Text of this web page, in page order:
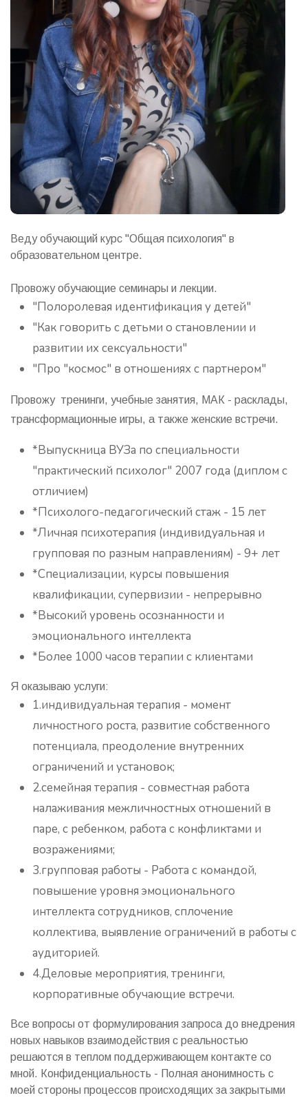
Веду обучающий курс "Общая психология" в
образовательном центре.
Провожу обучающие семинары и лекции.
"Полоролевая идентификация у детей"
"Как говорить с детьми о становлении и
развитии их сексуальности"
"Про "космос" в отношениях с партнером"
Провожу тренинги, учебные занятия, МАК - расклады,
трансформационные игры, а также женские встречи.
*Выпускница ВУЗа по специальности
"практический психолог" 2007 года (диплом с
отличием)
*Психолого-педагогический стаж - 15 лет
*Личная психотерапия (индивидуальная и
групповая по разным направлениям) - 9+ лет
*Специализации, курсы повышения
квалификации, супервизии - непрерывно
*Высокий уровень осознанности и
эмоционального интеллекта
*Более 1000 часов терапии с клиентами
Я оказываю услуги:
1.индивидуальная терапия - момент
личностного роста, развитие собственного
потенциала, преодоление внутренних
ограничений и установок;
2.семейная терапия - совместная работа
налаживания межличностных отношений в
паре, с ребенком, работа с конфликтами и
возражениями;
3.групповая работы - Работа с командой,
повышение уровня эмоционального
интеллекта сотрудников, сплочение
коллектива, выявление ограничений в работы с
аудиторией.
4.Деловые мероприятия, тренинги,
корпоративные обучающие встречи.
Все вопросы от формулирования запроса до внедрения
новых навыков взаимодействия с реальностью
решаются в теплом поддерживающем контакте со
мной. Конфиденциальность - Полная анонимность с
моей стороны процессов происходящих за закрытыми